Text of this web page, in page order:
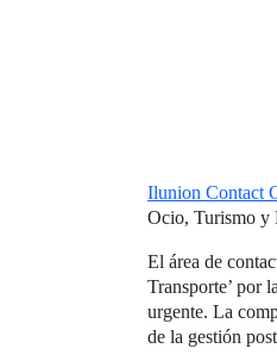
Ilunion Contact
Ocio, Turismo y
El área de
Transporte’ por
urgente. La
de la gestión